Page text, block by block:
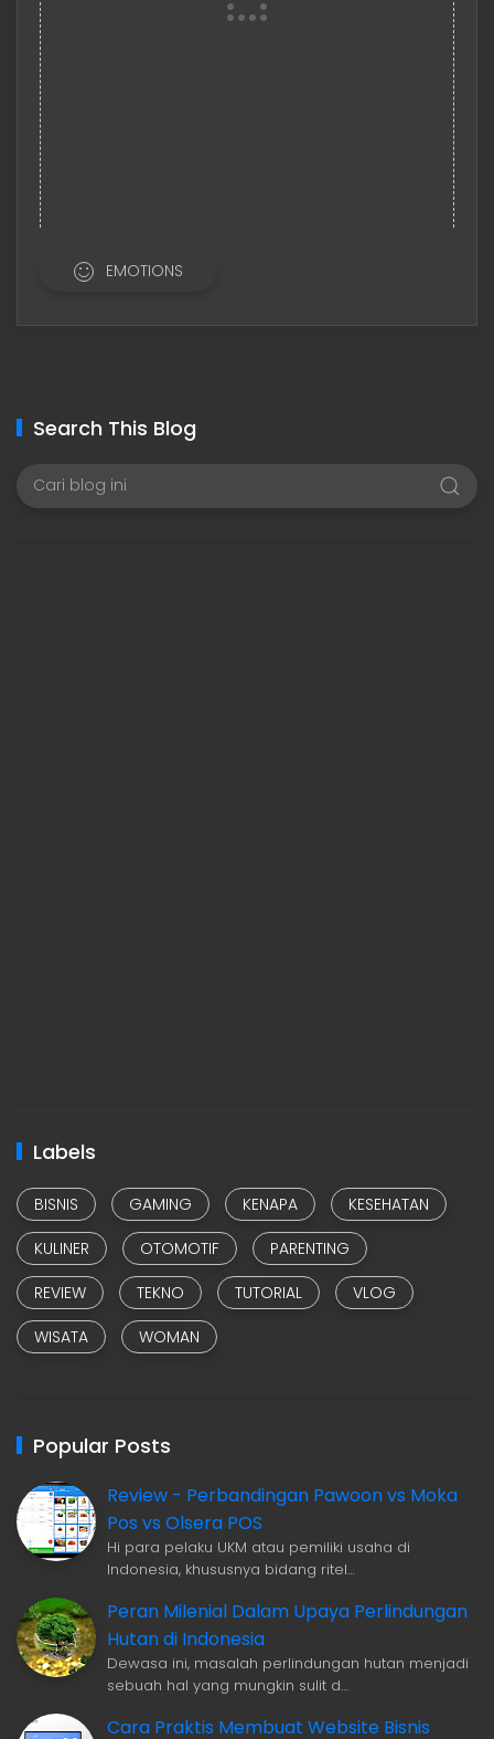
EMOTIONS
Search This Blog
Labels
BISNIS GAMING KENAPA
KESEHATAN
KULINER
OTOMOTIF
PARENTING
REVIEW
TEKNO TUTORIAL
VLOG
WISATA
WOMAN
Popular Posts
Review - Perbandingan Pawoon vs Moka
Pos vs Olsera POS
Hi para pelaku UKM atau pemiliki usaha di
Indonesia, khususnya bidang ritel…
Peran Milenial Dalam Upaya Perlindungan
Hutan di Indonesia
Dewasa ini, masalah perlindungan hutan menjadi
sebuah hal yang mungkin sulit d…
Cara Praktis Membuat Website Bisnis